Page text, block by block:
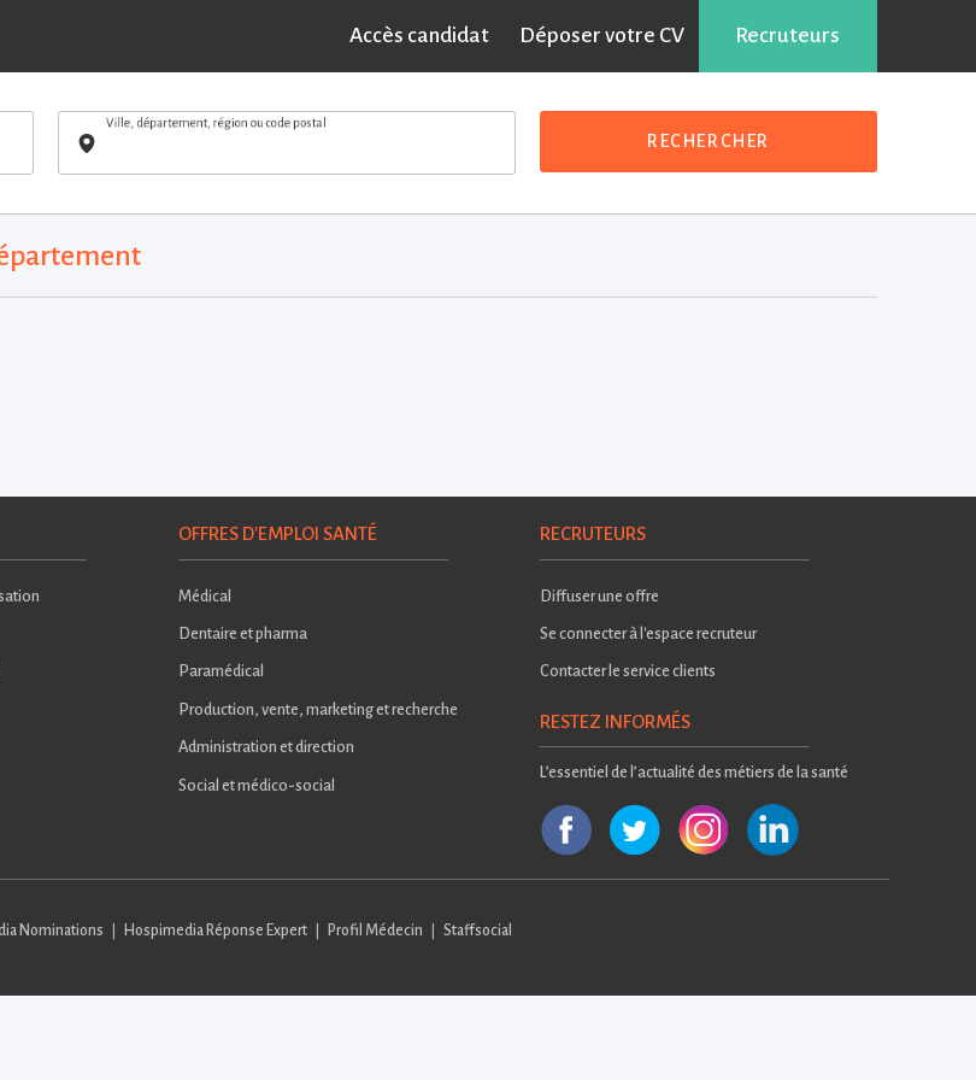
Accès candidat Déposer votre CV Recruteurs
Ville, département, région ou code postal
RECHERCHER
OFFRES D'EMPLOI SANTÉ
Médical
Dentaire et pharma
Paramédical
Production, vente, marketing et recherche
Administration et direction
Social et médico-social
RECRUTEURS
Diffuser une offre
Se connecter à l'espace recruteur
Contacter le service clients
RESTEZ INFORMÉS
L’essentiel de l’actualité des métiers de la santé
Nominations Hospimedia Réponse Expert Profil Médecin Staffsocial